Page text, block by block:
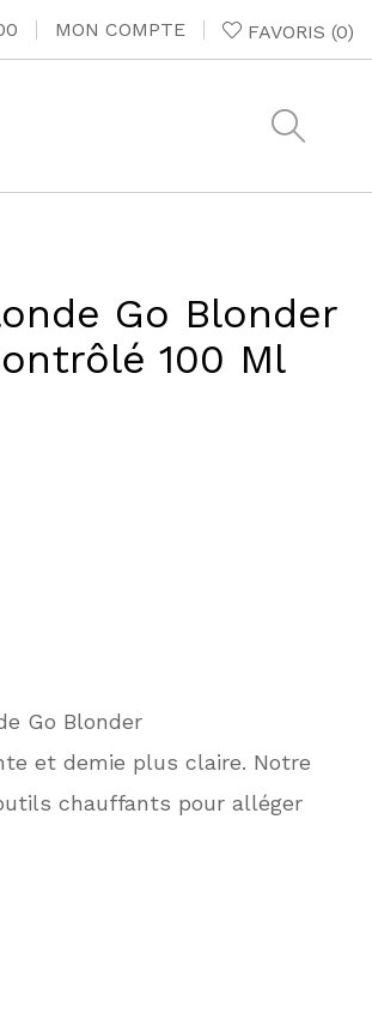
FAVORIS (0)
MON COMPTE
Go Blonder
100 Ml
Go Blonder
et demie plus claire. Notre
chauffants pour alléger